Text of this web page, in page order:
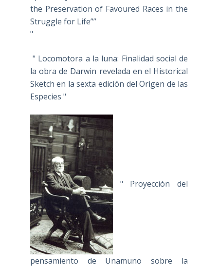
the Preservation of Favoured Races in the
Struggle for Life””
"
" Locomotora a la luna: Finalidad social de
la obra de Darwin revelada en el Historical
Sketch en la sexta edición del Origen de las
Especies "
" Proyección del
pensamiento de Unamuno sobre la